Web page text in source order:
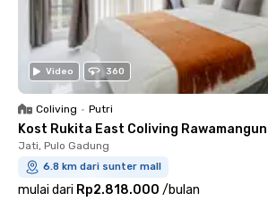
Video 360
Coliving • Putri
Kost Rukita East Coliving Rawamangun
Jati, Pulo Gadung
6.8 km dari sunter mall
mulai dari Rp2.818.000 /bulan